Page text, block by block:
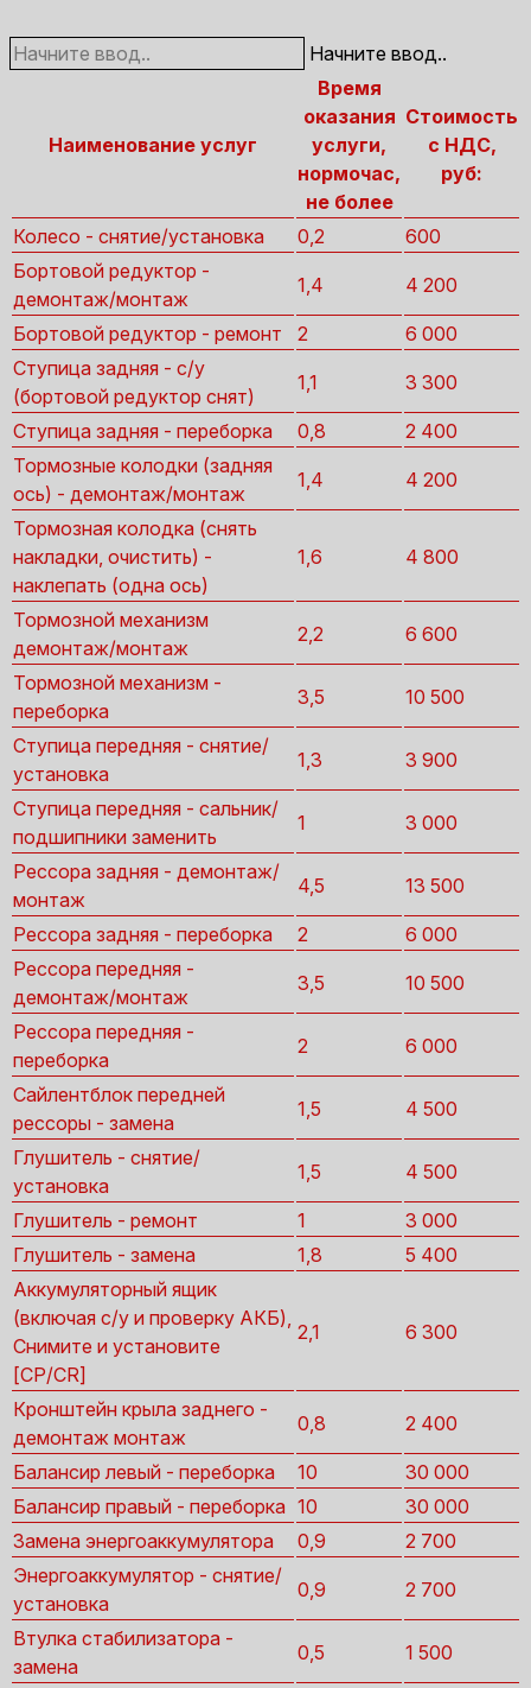
Начните ввод..
Наименование услуг
Время
оказания
услуги,
нормочас,
не более
Стоимость
с НДС,
руб:
Колесо - снятие/установка 0,2
600
Бортовой редуктор -
демонтаж/монтаж
1,4 4 200
Бортовой редуктор - ремонт 2
6 000
Ступица задняя - с/у
(бортовой редуктор снят)
1,1 3 300
Ступица задняя - переборка 0,8
2 400
Тормозные колодки (задняя
ось) - демонтаж/монтаж
1,4 4 200
Тормозная колодка (снять
накладки, очистить) -
наклепать (одна ось)
1,6 4 800
Тормозной механизм
демонтаж/монтаж
2,2 6 600
Тормозной механизм -
переборка
3,5 10 500
Ступица передняя - снятие/
установка
1,3 3 900
Ступица передняя - сальник/
подшипники заменить
1 3 000
Рессора задняя - демонтаж/
монтаж
4,5 13 500
Рессора задняя - переборка 2
6 000
Рессора передняя -
демонтаж/монтаж
3,5 10 500
Рессора передняя -
переборка
2 6 000
Сайлентблок передней
рессоры - замена
1,5 4 500
Глушитель - снятие/
установка
1,5 4 500
Глушитель - ремонт 1
3 000
Глушитель - замена
1,8
5 400
Аккумуляторный ящик
(включая с/у и проверку АКБ),
Снимите и установите
[CP/CR]
2,1 6 300
Кронштейн крыла заднего -
демонтаж монтаж
0,8 2 400
Балансир левый - переборка 10
30 000
Балансир правый - переборка 10
30 000
Замена энергоаккумулятора
0,9
2 700
Энергоаккумулятор - снятие/
установка
0,9 2 700
Втулка стабилизатора -
замена
0,5 1 500